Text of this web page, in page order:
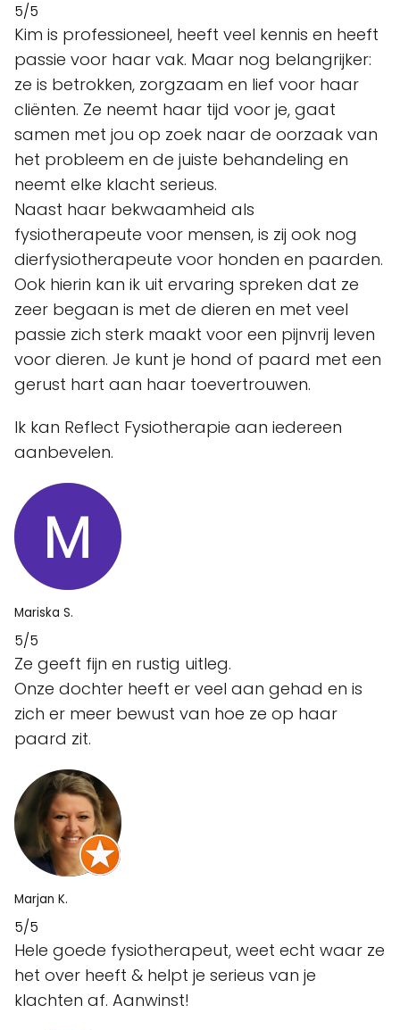
5/5
Kim is professioneel, heeft veel kennis en heeft
passie voor haar vak. Maar nog belangrijker:
ze is betrokken, zorgzaam en lief voor haar
cliënten. Ze neemt haar tijd voor je, gaat
samen met jou op zoek naar de oorzaak van
het probleem en de juiste behandeling en
neemt elke klacht serieus.
Naast haar bekwaamheid als
fysiotherapeute voor mensen, is zij ook nog
dierfysiotherapeute voor honden en paarden.
Ook hierin kan ik uit ervaring spreken dat ze
zeer begaan is met de dieren en met veel
passie zich sterk maakt voor een pijnvrij leven
voor dieren. Je kunt je hond of paard met een
gerust hart aan haar toevertrouwen.
Ik kan Reflect Fysiotherapie aan iedereen
aanbevelen.
Mariska S.
5/5
Ze geeft fijn en rustig uitleg.
Onze dochter heeft er veel aan gehad en is
zich er meer bewust van hoe ze op haar
paard zit.
Marjan K.
5/5
Hele goede fysiotherapeut, weet echt waar ze
het over heeft & helpt je serieus van je
klachten af. Aanwinst!